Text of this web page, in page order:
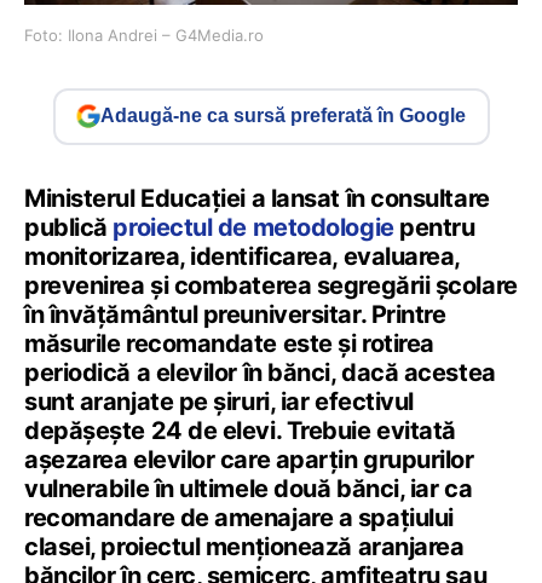
Foto: Ilona Andrei – G4Media.ro
Adaugă-ne ca sursă preferată în Google
Ministerul Educației a lansat în consultare
publică proiectul de metodologie pentru
monitorizarea, identificarea, evaluarea,
prevenirea şi combaterea segregării şcolare
în învăţământul preuniversitar. Printre
măsurile recomandate este și rotirea
periodică a elevilor în bănci, dacă acestea
sunt aranjate pe șiruri, iar efectivul
depășește 24 de elevi. Trebuie evitată
așezarea elevilor care aparțin grupurilor
vulnerabile în ultimele două bănci, iar ca
recomandare de amenajare a spațiului
clasei, proiectul menționează aranjarea
băncilor în cerc, semicerc, amfiteatru sau